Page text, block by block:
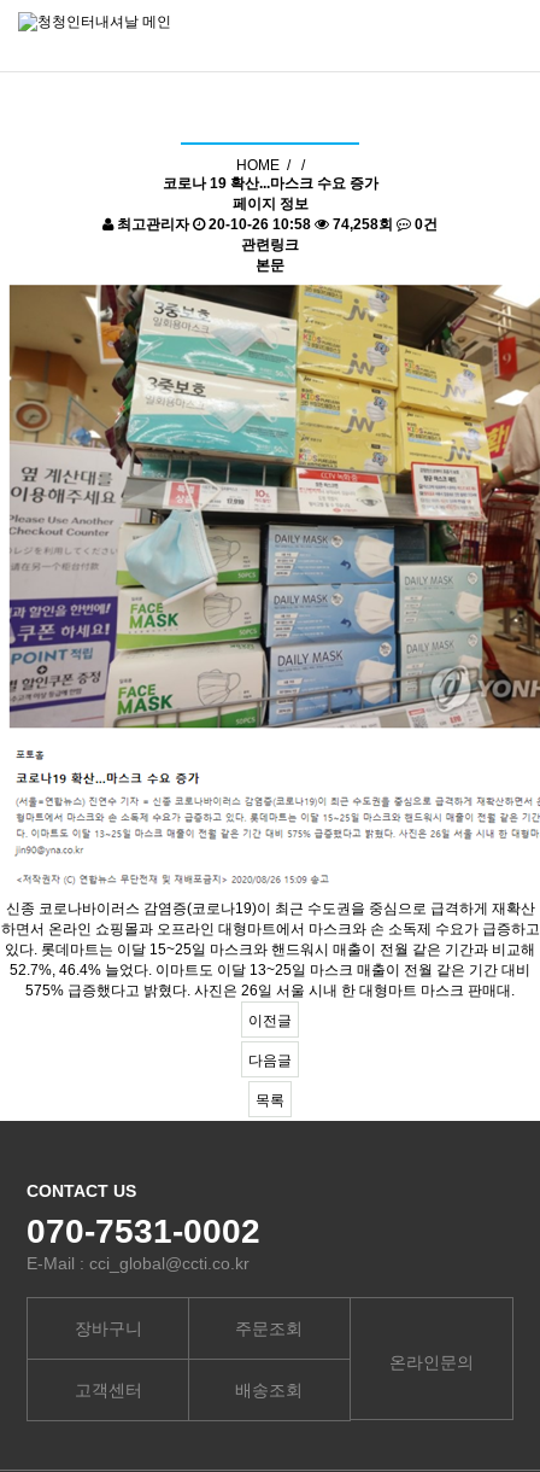
HOME /
/
코로나 19 확산...마스크 수요 증가
페이지 정보
최고관리자
20-10-26 10:58 74,258회
0건
관련링크
본문
신종 코로나바이러스 감염증(코로나19)이 최근 수도권을 중심으로 급격하게 재확산
하면서 온라인 쇼핑몰과 오프라인 대형마트에서 마스크와 손 소독제 수요가 급증하고
있다. 롯데마트는 이달 15~25일 마스크와 핸드워시 매출이 전월 같은 기간과 비교해
52.7%, 46.4% 늘었다. 이마트도 이달 13~25일 마스크 매출이 전월 같은 기간 대비
575% 급증했다고 밝혔다. 사진은 26일 서울 시내 한 대형마트 마스크 판매대.
이전글
다음글
목록
CONTACT US
070-7531-0002
E-Mail : cci_global@ccti.co.kr
장바구니
고객센터
주문조회
배송조회
온라인문의